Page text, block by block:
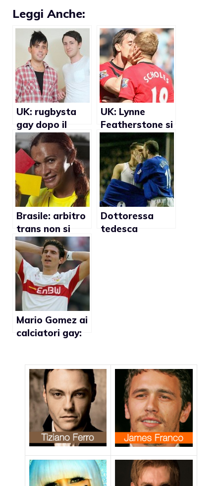
Leggi Anche:
UK: rugbysta
gay dopo il
coma
UK: Lynne
Featherstone si
impegnerà
affinchè i
calciatori gay
possano fare
coming out
Brasile: arbitro
trans non si
sente
discriminato
Dottoressa
tedesca
Mario Gomez ai
calciatori gay: